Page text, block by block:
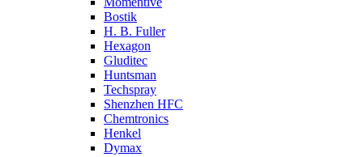
Bostik
H. B. Fuller
Hexagon
Gluditec
Huntsman
Techspray
Shenzhen HFC
Chemtronics
Henkel
Dymax